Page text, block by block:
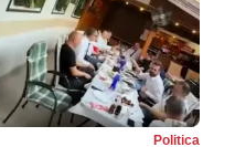
Politica